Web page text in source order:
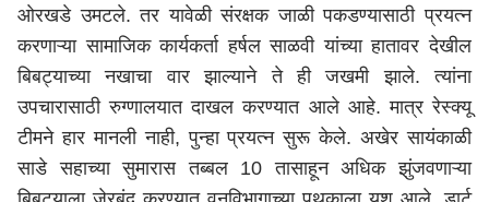
ओरखडे उमटले. तर यावेळी संरक्षक जाळी पकडण्यासाठी प्रयत्न
करणाऱ्या सामाजिक कार्यकर्ता हर्षल साळवी यांच्या हातावर देखील
बिबट्याच्या नखाचा वार झाल्याने ते ही जखमी झाले. त्यांना
उपचारासाठी रुग्णालयात दाखल करण्यात आले आहे. मात्र रेस्क्यू
टीमने हार मानली नाही, पुन्हा प्रयत्न सुरू केले. अखेर सायंकाळी
साडे सहाच्या सुमारास तब्बल 10 तासाहून अधिक झुंजवणाऱ्या